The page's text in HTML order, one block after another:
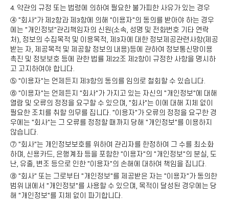
4. 약관의 규정 또는 법령에 의하여 필요한 불가피한 사유가 있는 경우
④ "회사"가 제2항과 제3항에 의해 "이용자"의 동의를 받아야 하는 경우
에는 "개인정보"관리책임자의 신원(소속, 성명 및 전화번호 기타 연락
처), 정보의 수집목적 및 이용목적, 제3자에 대한 정보제공관련사항(제공
받는 자, 제공목적 및 제공할 정보의 내용)등에 관하여 정보통신망이용
촉진 및 정보보호 등에 관한 법률 제22조 제2항이 규정한 사항을 명시하
고 고지하여야 합니다.
⑤ "이용자"는 언제든지 제3항의 동의를 임의로 철회할 수 있습니다.
⑥ "이용자"는 언제든지 "회사"가 가지고 있는 자신의 "개인정보"에 대해
열람 및 오류의 정정을 요구할 수 있으며, "회사"는 이에 대해 지체 없이
필요한 조치를 취할 의무를 집니다. "이용자"가 오류의 정정을 요구한 경
우에는 "회사"는 그 오류를 정정할 때까지 당해 "개인정보"를 이용하지
않습니다.
⑦ "회사"는 개인정보보호를 위하여 관리자를 한정하여 그 수를 최소화
하며, 신용카드, 은행계좌 등을 포함한 "이용자"의 "개인정보"의 분실, 도
난, 유출, 변조 등으로 인한 "이용자"의 손해에 대하여 책임을 집니다.
⑧ "회사" 또는 그로부터 "개인정보"를 제공받은 자는 "이용자"가 동의한
범위 내에서 "개인정보"를 사용할 수 있으며, 목적이 달성된 경우에는 당
해 "개인정보"를 지체 없이 파기합니다.